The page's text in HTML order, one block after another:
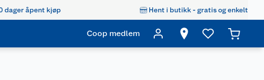
dager åpent kjøp Hent i butikk - gratis og enkelt
Coop medlem